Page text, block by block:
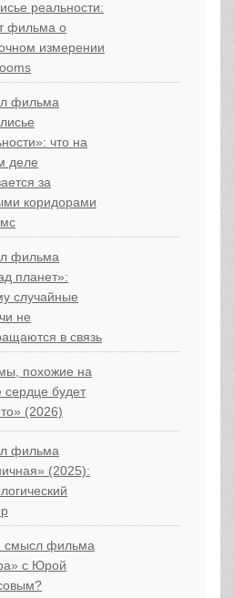
реальности:
фильма о
измерении
фильма
что на
деле
за
коридорами
фильма
планет»:
случайные
не
в связь
похожие на
сердце будет
(2026)
фильма
(2025):
смысл фильма
с Юрой